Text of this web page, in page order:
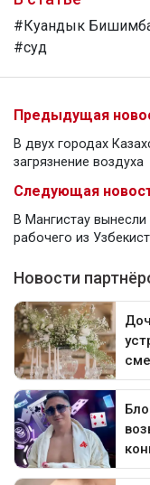
#Куандык
#суд
Предыдущая
В двух городах
загрязнение воздуха
Следующая
В Мангистау
рабочего из